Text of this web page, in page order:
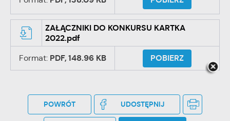
ZAŁĄCZNIKI DO KONKURSU KARTKA
2022.pdf
Format: PDF, 148.96 KB POBIERZ
POWRÓT UDOSTĘPNIJ